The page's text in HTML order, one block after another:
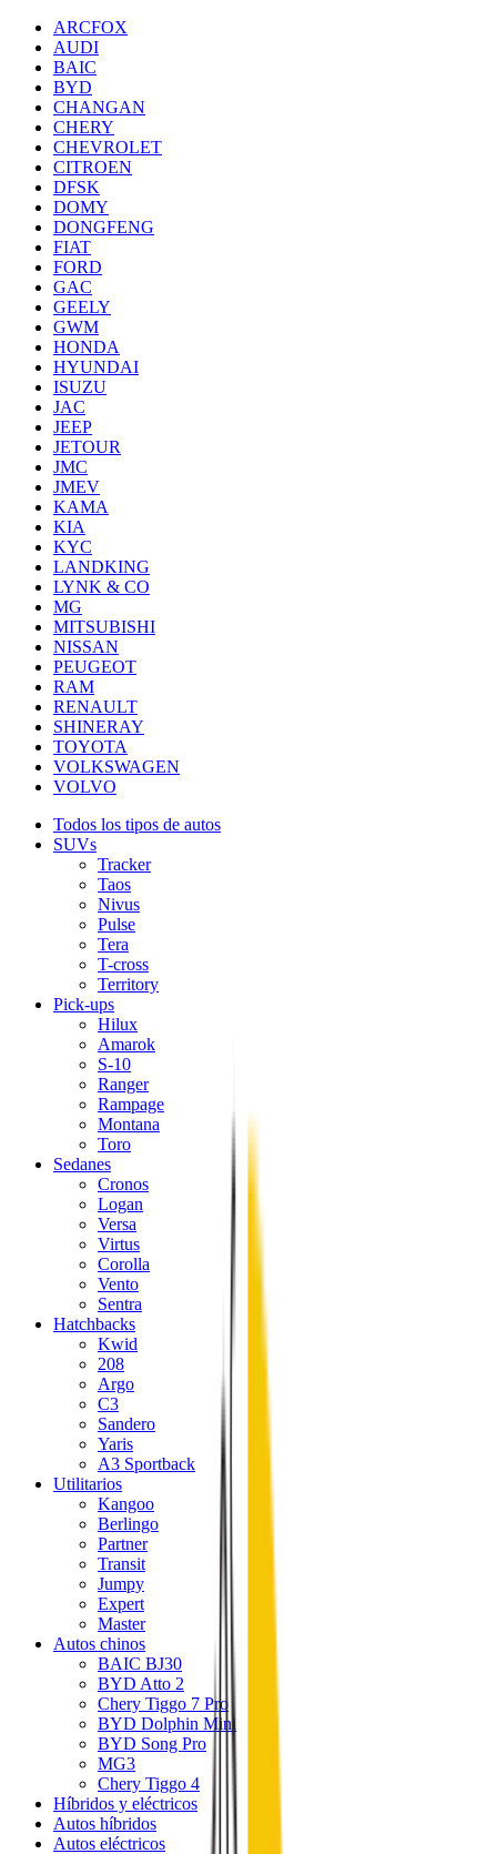
ARCFOX
AUDI
BAIC
BYD
CHANGAN
CHERY
CHEVROLET
CITROEN
DFSK
DOMY
DONGFENG
FIAT
FORD
GAC
GEELY
GWM
HONDA
HYUNDAI
ISUZU
JAC
JEEP
JETOUR
JMC
JMEV
KAMA
KIA
KYC
LANDKING
LYNK & CO
MG
MITSUBISHI
NISSAN
PEUGEOT
RAM
RENAULT
SHINERAY
TOYOTA
VOLKSWAGEN
VOLVO
Todos los tipos de autos
SUVs
Tracker
Taos
Nivus
Pulse
Tera
T-cross
Territory
Pick-ups
Hilux
Amarok
S-10
Ranger
Rampage
Montana
Toro
Sedanes
Cronos
Logan
Versa
Virtus
Corolla
Vento
Sentra
Hatchbacks
Kwid
208
Argo
C3
Sandero
Yaris
A3 Sportback
Utilitarios
Kangoo
Berlingo
Partner
Transit
Jumpy
Expert
Master
Autos chinos
BAIC BJ30
BYD Atto 2
Chery Tiggo 7 Pro
BYD Dolphin Mini
BYD Song Pro
MG3
Chery Tiggo 4
Híbridos y eléctricos
Autos híbridos
Autos eléctricos